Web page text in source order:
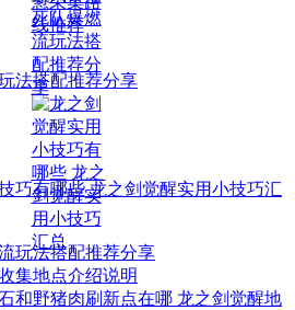
法搭配推荐分享
巧有哪些 龙之剑觉醒实用小技巧汇
玩法搭配推荐分享
集地点介绍说明
和野猪肉刷新点在哪 龙之剑觉醒地